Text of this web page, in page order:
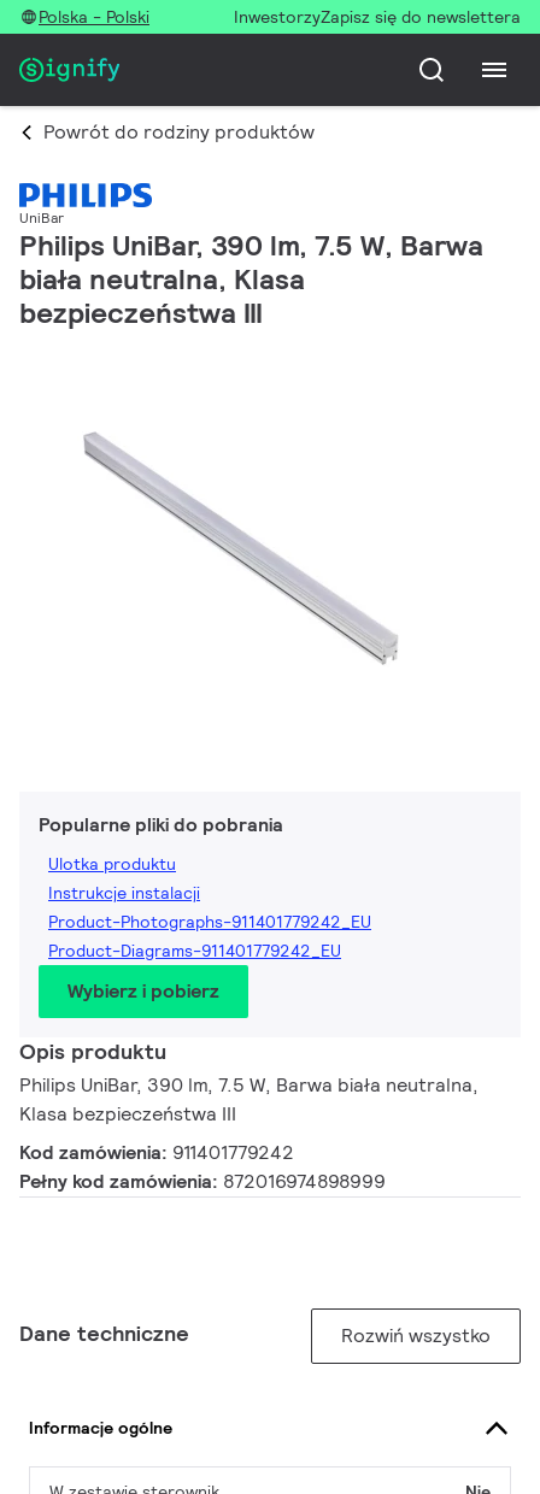
Polska - Polski InwestorzyZapisz się do newslettera
Powrót do rodziny produktów
UniBar
Philips UniBar, 390 lm, 7.5 W, Barwa
biała neutralna, Klasa
bezpieczeństwa III
Popularne pliki do pobrania
Ulotka produktu
Instrukcje instalacji
Product-Photographs-911401779242_EU
Product-Diagrams-911401779242_EU
Wybierz i pobierz
Opis produktu
Philips UniBar, 390 lm, 7.5 W, Barwa biała neutralna,
Klasa bezpieczeństwa III
Kod zamówienia: 911401779242
Pełny kod zamówienia: 872016974898999
Dane techniczne Rozwiń wszystko
Informacje ogólne